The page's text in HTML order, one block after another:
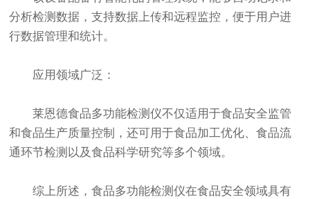
分析检测数据，支持数据上传和远程监控，便于用户进
行数据管理和统计。
应用领域广泛：
莱恩德食品多功能检测仪不仅适用于食品安全监管
和食品生产质量控制，还可用于食品加工优化、食品流
通环节检测以及食品科学研究等多个领域。
综上所述，食品多功能检测仪在食品安全领域具有